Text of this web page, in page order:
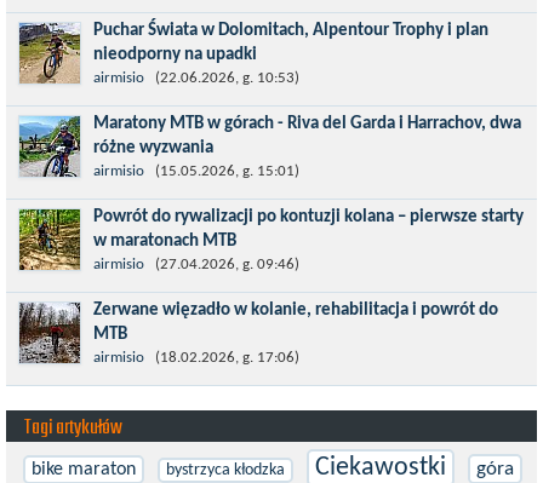
włoskich Alpach – łącznie 3000 metrów przewyższenia na
dystansie 60 km, ze...
Puchar Świata w Dolomitach, Alpentour Trophy i plan
nieodporny na upadki
Czerwiec w moim planie oznaczał wejście w najbardziej
wymagający etap i cel pierwszej części sezonu: Puchar Świata w
maratonie MTB w Dolomitach...
airmisio (22.06.2026, g. 10:53)
Maratony MTB w górach - Riva del Garda i Harrachov, dwa
różne wyzwania
Maj to idealny czas, by z płaskich i szybkich wyścigów przejść do
znacznie bardziej ambitnych wyzwań, jakimi są górskie wyścigi
MTB....
airmisio (15.05.2026, g. 15:01)
Powrót do rywalizacji po kontuzji kolana – pierwsze starty
w maratonach MTB
Prawdziwym testem po kontuzji kolana i uszkodzeniu więzadeł
jest powrót do sportowej rywalizacji. Podczas zawodów znikają
bariery,...
airmisio (27.04.2026, g. 09:46)
Zerwane więzadło w kolanie, rehabilitacja i powrót do
MTB
W sporcie nie ma kalkulacji, niezależnie od stopnia
zaawansowania. Trenujesz, startujesz w zawodach i chcesz po
prostu oddać się grze, dać z siebie...
airmisio (18.02.2026, g. 17:06)
Tagi artykułów
bike maraton bystrzyca kłodzka Ciekawostki góra